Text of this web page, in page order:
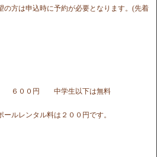
の方は申込時に予約が必要となります。(先着
６００円 中学生以下は無料
ルレンタル料は２００円です。